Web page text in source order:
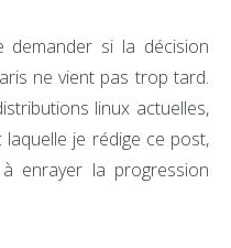
demander si la décision
ne vient pas trop tard.
linux actuelles,
laquelle je rédige ce post,
enrayer la progression